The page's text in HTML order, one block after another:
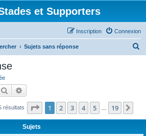
et Supporters
Connexion
Inscription
Sujets sans réponse
c
Rechercher
résultats Page 1sur19
1 2 3 4 5 19
Sujets